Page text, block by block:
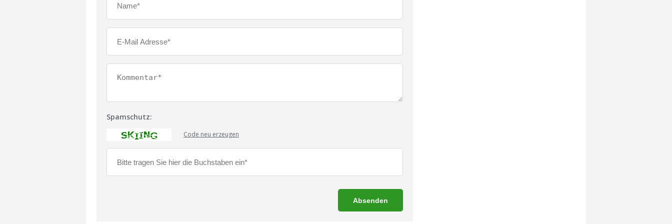
Spamschutz:
Code neu erzeugen